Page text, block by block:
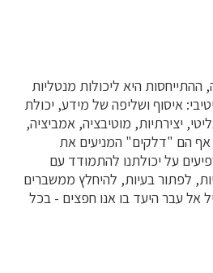
היא ליכולות מנטליות
איסוף ושליפה של מידע, יכולת
יצירתיות, מוטיבציה, אמביציה,
הם "דלקים" המניעים את
על יכולתנו להתמודד עם
לפתור בעיות, להיחלץ ממשברים
אל עבר היעד בו אנו חפצים - בכל